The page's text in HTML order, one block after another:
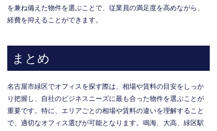
を兼ね備えた物件を選ぶことで、従業員の満足度を高めながら、
経費を抑えることができます。
まとめ
名古屋市緑区でオフィスを探す際は、相場や賃料の目安をしっか
り把握し、自社のビジネスニーズに最も合った物件を選ぶことが
重要です。特に、エリアごとの相場や賃料の違いを理解すること
で、適切なオフィス選びが可能となります。鳴海、大高、緑区駅